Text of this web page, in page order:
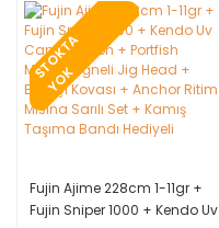
S
T
O
K
T
A
Y
O
K
Fujin Ajime 228cm 1-11gr +
Fujin Sniper 1000 + Kendo Uv